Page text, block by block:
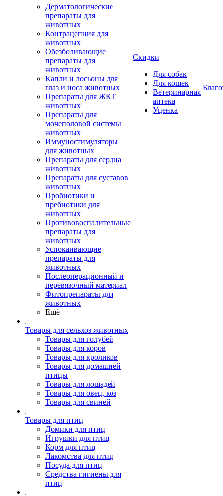
Дерматологические
препараты для
животных
Контрацепция для
животных
Обезболивающие
препараты для
животных
Капли и лосьоны для
глаз и носа животных
Препараты для ЖКТ
животных
Препараты для
мочеполовой системы
животных
Иммуностимуляторы
для животных
Препараты для сердца
животных
Препараты для суставов
животных
Пробиотики и
пребиотики для
животных
Противовоспалительные
препараты для
животных
Успокаивающие
препараты для
животных
Послеоперационный и
перевязочный материал
Фитопрепараты для
животных
Ещё
Товары для сельхоз животных
Товары для голубей
Товары для коров
Товары для кроликов
Товары для домашней
птицы
Товары для лошадей
Товары для овец, коз
Товары для свиней
Товары для птиц
Домики для птиц
Игрушки для птиц
Корм для птиц
Лакомства для птиц
Посуда для птиц
Средства гигиены для
птиц
Скидки
Для собак
Для кошек
Ветеринарная
аптека
Уценка